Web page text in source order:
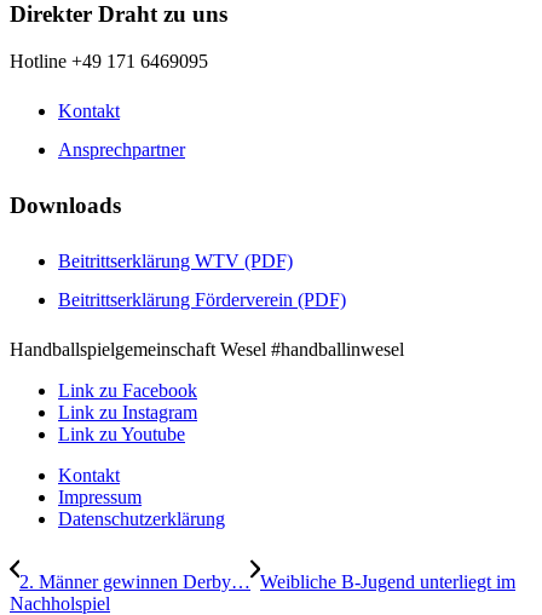
Direkter Draht zu uns
Hotline +49 171 6469095
Kontakt
Ansprechpartner
Downloads
Beitrittserklärung WTV (PDF)
Beitrittserklärung Förderverein (PDF)
Handballspielgemeinschaft Wesel #handballinwesel
Link zu Facebook
Link zu Instagram
Link zu Youtube
Kontakt
Impressum
Datenschutzerklärung
2. Männer gewinnen Derby… Weibliche B-Jugend unterliegt im
Nachholspiel